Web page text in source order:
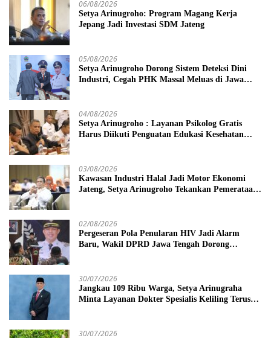
06/08/2026
Setya Arinugroho: Program Magang Kerja
Jepang Jadi Investasi SDM Jateng
05/08/2026
Setya Arinugroho Dorong Sistem Deteksi Dini
Industri, Cegah PHK Massal Meluas di Jawa
04/08/2026
Setya Arinugroho : Layanan Psikolog Gratis
Harus Diikuti Penguatan Edukasi Kesehatan
03/08/2026
Kawasan Industri Halal Jadi Motor Ekonomi
Jateng, Setya Arinugroho Tekankan Pemerataan
02/08/2026
Pergeseran Pola Penularan HIV Jadi Alarm
Baru, Wakil DPRD Jawa Tengah Dorong
30/07/2026
Jangkau 109 Ribu Warga, Setya Arinugraha
Minta Layanan Dokter Spesialis Keliling Terus
30/07/2026